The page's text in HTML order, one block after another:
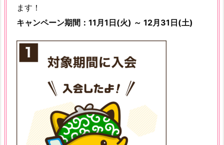
ます！
キャンペーン期間： 11月1日(火) ～ 12月31日(土)